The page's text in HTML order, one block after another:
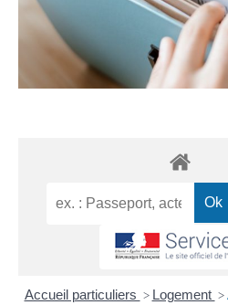
Accueil particuliers > Logement >